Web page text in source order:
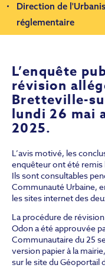
Direction de
réglementaire
L’enquête
révision
Bretteville-
lundi 26 mai
2025.
L’avis motivé, les
enquêteur ont été remis
Ils sont consultables
Communauté Urbaine,
les sites internet des
La procédure de
Odon a été approuvée
Communautaire du 25
version papier à la
sur le site du Géoportail